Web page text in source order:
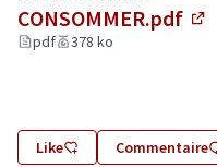
CONSOMMER.pdf
pdf 378 ko
Like Commentaire